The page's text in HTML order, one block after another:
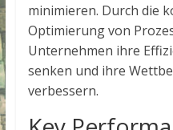
minimieren. Durch die
Optimierung von
Unternehmen ihre
senken und ihre
verbessern.